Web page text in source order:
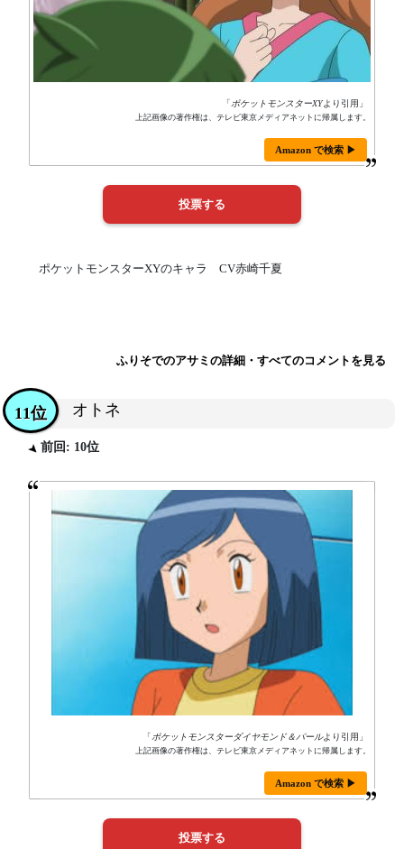
「ポケットモンスターXYより引用」
上記画像の著作権は、テレビ東京メディアネットに帰属します。
Amazon で検索 ▶
ポケットモンスターXYのキャラ CV赤崎千夏
ふりそでのアサミの詳細・すべてのコメントを見る
オトネ
11位
前回: 10位
「ポケットモンスターダイヤモンド＆パールより引用」
上記画像の著作権は、テレビ東京メディアネットに帰属します。
Amazon で検索 ▶